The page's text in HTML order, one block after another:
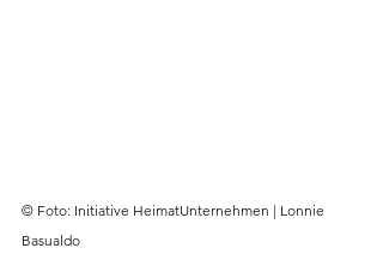
© Foto: Initiative HeimatUnternehmen | Lonnie
Basualdo